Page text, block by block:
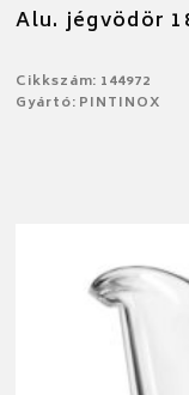
Alu. jégvödör
Cikkszám: 144972
Gyártó: PINTINOX